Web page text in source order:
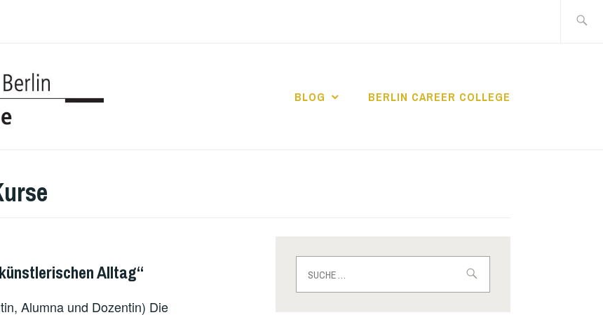
nach:
BLOG BERLIN CAREER COLLEGE
Alltag“
Alumna und Dozentin) Die
nach: